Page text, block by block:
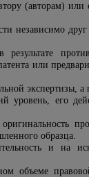
(авторам)
независимо
или
экспертизы,
уровень, его
образца.
и на
объеме